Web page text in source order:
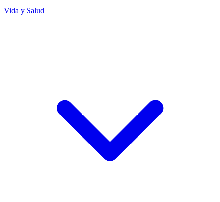
Vida y Salud